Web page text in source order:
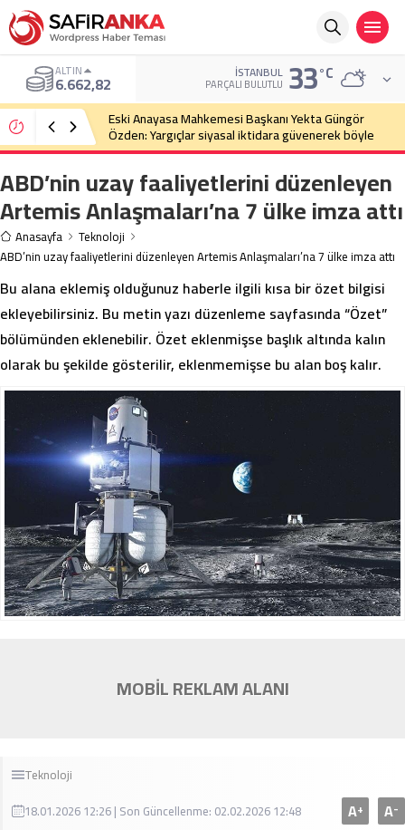
ALTIN
6.662,82 İSTANBUL
PARÇALI BULUTLU 33°C
Eski Anayasa Mahkemesi Başkanı Yekta Güngör
Özden: Yargıçlar siyasal iktidara güvenerek böyle
kararlar alıyor
ABD’nin uzay faaliyetlerini düzenleyen
Artemis Anlaşmaları’na 7 ülke imza attı
Anasayfa
Teknoloji
ABD’nin uzay faaliyetlerini düzenleyen Artemis Anlaşmaları’na 7 ülke imza attı
Bu alana eklemiş olduğunuz haberle ilgili kısa bir özet bilgisi
ekleyebilirsiniz. Bu metin yazı düzenleme sayfasında “Özet”
bölümünden eklenebilir. Özet eklenmişse başlık altında kalın
olarak bu şekilde gösterilir, eklenmemişse bu alan boş kalır.
MOBİL REKLAM ALANI
Teknoloji
18.01.2026 12:26 | Son Güncellenme: 02.02.2026 12:48
A+ A-